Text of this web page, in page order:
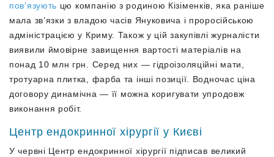
пов’язують цю компанію з родиною Кізіменків, яка раніше
мала зв’язки з владою часів Януковича і проросійською
адміністрацією у Криму. Також у цій закупівлі журналісти
виявили ймовірне завищення вартості матеріалів на
понад 10 млн грн. Серед них — гідроізоляційні мати,
тротуарна плитка, фарба та інші позиції. Водночас ціна
договору динамічна — її можна коригувати упродовж
виконання робіт.
Центр ендокринної хірургії у Києві
У червні Центр ендокринної хірургії підписав великий